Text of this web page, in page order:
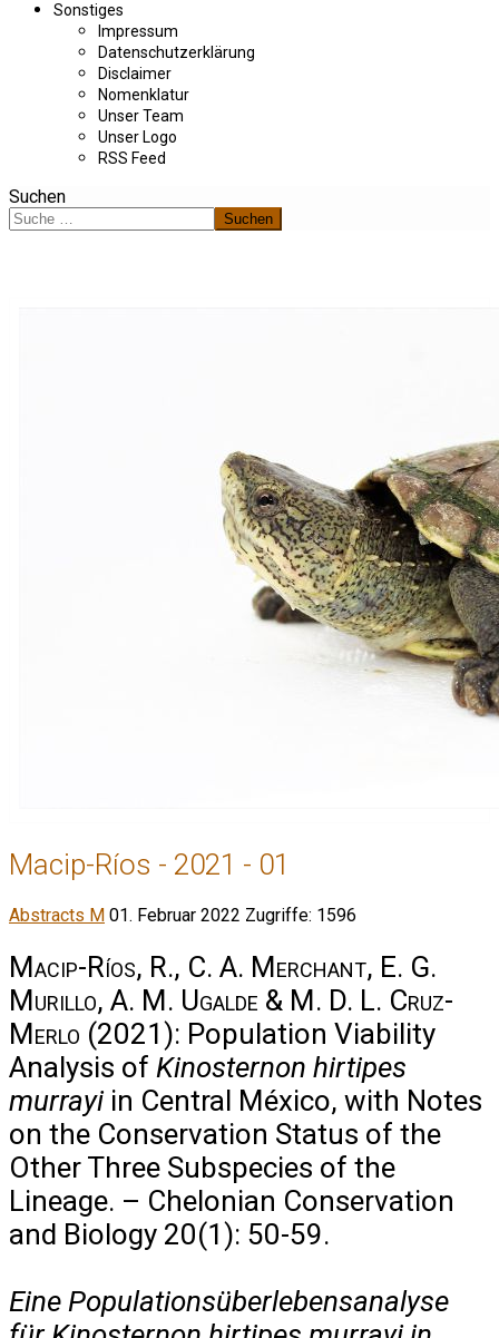
Sonstiges
Impressum
Datenschutzerklärung
Disclaimer
Nomenklatur
Unser Team
Unser Logo
RSS Feed
Suchen
Suchen
Macip-Ríos - 2021 - 01
Abstracts M 01. Februar 2022 Zugriffe: 1596
Macip-Ríos, R., C. A. Merchant, E. G.
Murillo, A. M. Ugalde & M. D. L. Cruz-
Merlo (2021): Population Viability
Analysis of Kinosternon hirtipes
murrayiin Central México, with Notes
on the Conservation Status of the
Other Three Subspecies of the
Lineage. – Chelonian Conservation
and Biology 20(1): 50-59.
Eine Populationsüberlebensanalyse